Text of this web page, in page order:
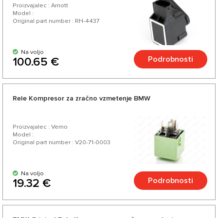
Proizvajalec : Arnott
Model :
Original part number : RH-4437
Na voljo
100.65 € Podrobnosti
Rele Kompresor za zračno vzmetenje BMW
Proizvajalec : Vemo
Model :
Original part number : V20-71-0003
Na voljo
19.32 € Podrobnosti